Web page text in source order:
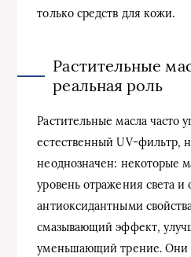
только средств для кожи.
Растительные
реальная роль
Растительные масла часто
естественный UV-фильтр,
неоднозначен: некоторые
уровень отражения света и
антиоксидантными
смазывающий эффект,
уменьшающий трение. Они